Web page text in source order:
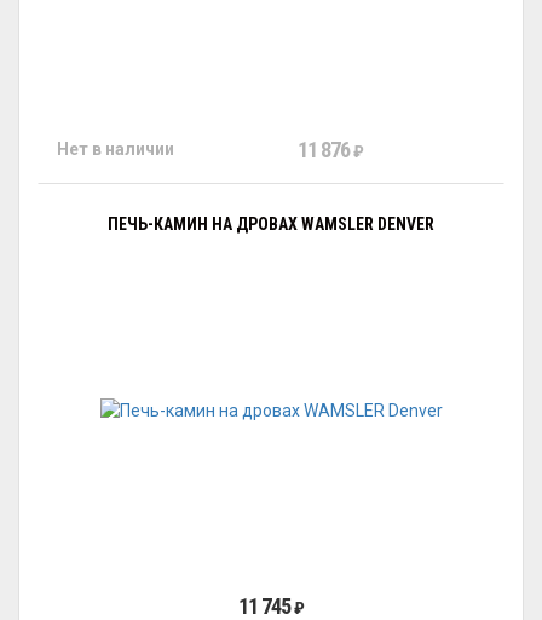
Нет в наличии 11 876₽
ПЕЧЬ-КАМИН НА ДРОВАХ WAMSLER DENVER
11 745₽